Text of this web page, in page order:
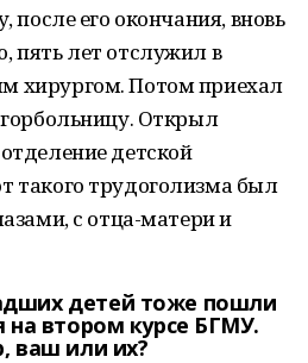
после его окончания, вновь
пять лет отслужил в
хирургом. Потом приехал
Открыл
детской
такого трудоголизма был
с отца-матери и
детей тоже пошли
на втором курсе БГМУ.
ваш или их?